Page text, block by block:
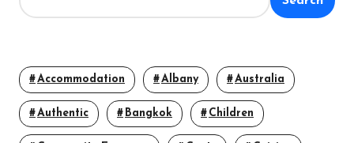
Accommodation Albany Australia
Authentic Bangkok Children